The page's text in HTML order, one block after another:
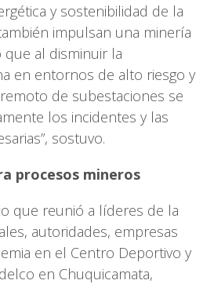
y sostenibilidad de la
impulsan una minería
que al disminuir la
en entornos de alto riesgo y
de subestaciones se
los incidentes y las
sostuvo.
procesos mineros
que reunió a líderes de la
autoridades, empresas
en el Centro Deportivo y
en Chuquicamata,